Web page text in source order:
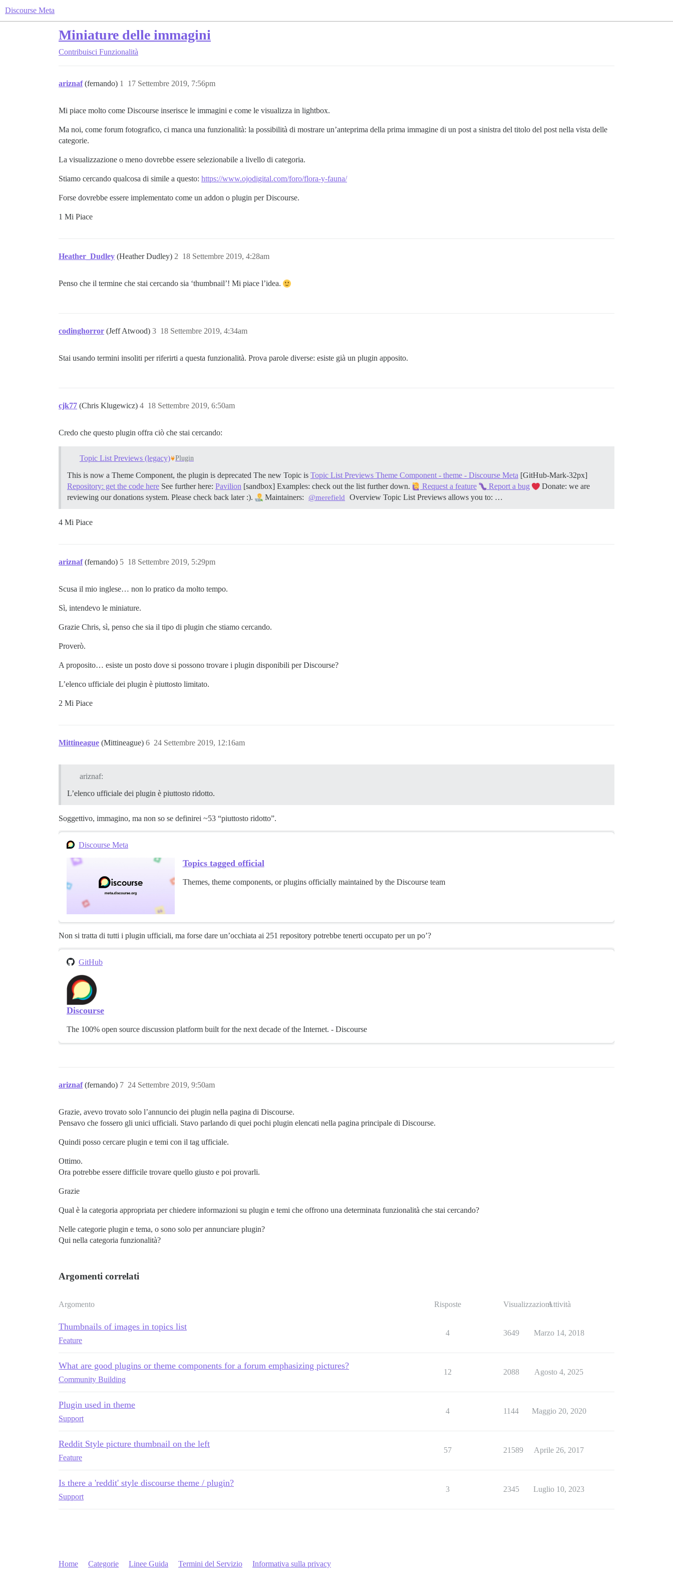
Discourse Meta
Miniature delle immagini
Contribuisci Funzionalità
ariznaf (fernando) 17 Settembre 2019, 7:56pm
1
Mi piace molto come Discourse inserisce le immagini e come le visualizza in lightbox.
Ma noi, come forum fotografico, ci manca una funzionalità: la possibilità di mostrare un’anteprima della prima immagine di un post a sinistra del titolo del post nella vista delle
categorie.
La visualizzazione o meno dovrebbe essere selezionabile a livello di categoria.
Stiamo cercando qualcosa di simile a questo: https://www.ojodigital.com/foro/flora-y-fauna/
Forse dovrebbe essere implementato come un addon o plugin per Discourse.
1 Mi Piace
Heather_Dudley (Heather Dudley) 18 Settembre 2019, 4:28am
2
Penso che il termine che stai cercando sia ‘thumbnail’! Mi piace l’idea.
codinghorror (Jeff Atwood) 18 Settembre 2019, 4:34am
3
Stai usando termini insoliti per riferirti a questa funzionalità. Prova parole diverse: esiste già un plugin apposito.
cjk77 (Chris Klugewicz) 18 Settembre 2019, 6:50am
4
Credo che questo plugin offra ciò che stai cercando:
Topic List Previews (legacy) Plugin
This is now a Theme Component, the plugin is deprecated The new Topic is Topic List Previews Theme Component - theme - Discourse Meta [GitHub-Mark-32px]
Repository: get the code here See further here: Pavilion [sandbox] Examples: check out the list further down. Request a feature Report a bug
Donate: we are
reviewing our donations system. Please check back later :).
Maintainers: @merefield Overview Topic List Previews allows you to: …
4 Mi Piace
ariznaf (fernando) 18 Settembre 2019, 5:29pm
5
Scusa il mio inglese… non lo pratico da molto tempo.
Sì, intendevo le miniature.
Grazie Chris, sì, penso che sia il tipo di plugin che stiamo cercando.
Proverò.
A proposito… esiste un posto dove si possono trovare i plugin disponibili per Discourse?
L’elenco ufficiale dei plugin è piuttosto limitato.
2 Mi Piace
Mittineague (Mittineague) 24 Settembre 2019, 12:16am
6
ariznaf:
L’elenco ufficiale dei plugin è piuttosto ridotto.
Soggettivo, immagino, ma non so se definirei ~53 “piuttosto ridotto”.
Discourse Meta
Topics tagged official
Themes, theme components, or plugins officially maintained by the Discourse team
Non si tratta di tutti i plugin ufficiali, ma forse dare un’occhiata ai 251 repository potrebbe tenerti occupato per un po’?
GitHub
Discourse
The 100% open source discussion platform built for the next decade of the Internet. - Discourse
ariznaf (fernando) 24 Settembre 2019, 9:50am
7
Grazie, avevo trovato solo l’annuncio dei plugin nella pagina di Discourse.
Pensavo che fossero gli unici ufficiali. Stavo parlando di quei pochi plugin elencati nella pagina principale di Discourse.
Quindi posso cercare plugin e temi con il tag ufficiale.
Ottimo.
Ora potrebbe essere difficile trovare quello giusto e poi provarli.
Grazie
Qual è la categoria appropriata per chiedere informazioni su plugin e temi che offrono una determinata funzionalità che stai cercando?
Nelle categorie plugin e tema, o sono solo per annunciare plugin?
Qui nella categoria funzionalità?
Argomenti correlati
Argomento Risposte VisualizzazioniAttività
Thumbnails of images in topics list
Feature
4 3649 Marzo 14, 2018
What are good plugins or theme components for a forum emphasizing pictures?
Community Building
12 2088 Agosto 4, 2025
Plugin used in theme
Support
4 1144 Maggio 20, 2020
Reddit Style picture thumbnail on the left
Feature
57 21589 Aprile 26, 2017
Is there a 'reddit' style discourse theme / plugin?
Support
3 2345 Luglio 10, 2023
Home Categorie Linee Guida Termini del Servizio Informativa sulla privacy